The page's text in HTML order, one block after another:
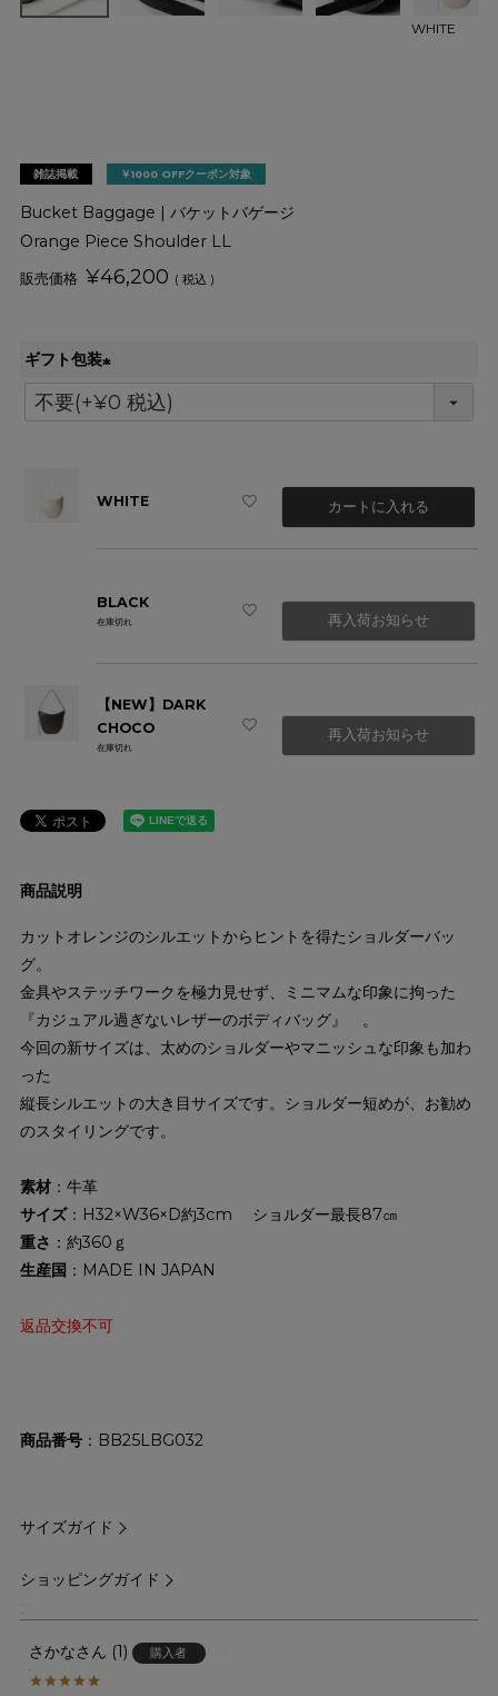
WHITE
雑誌掲載 ￥1000 OFFクーポン対象
Bucket Baggage | バケットバゲージ
Orange Piece Shoulder LL
¥46,200 税込
ギフト包装
(
必
WHITE カートに入れる
BLACK
在庫切れ 再入荷お知らせ
【NEW】DARK
CHOCO
在庫切れ
再入荷お知らせ
商品説明
カットオレンジのシルエットからヒントを得たショルダーバッ
グ。
金具やステッチワークを極力見せず、ミニマムな印象に拘った
『カジュアル過ぎないレザーのボディバッグ』 。
今回の新サイズは、太めのショルダーやマニッシュな印象も加わ
った
縦長シルエットの大き目サイズです。ショルダー短めが、お勧め
のスタイリングです。
素材：牛革
サイズ：H32×W36×D約3cm ショルダー最長87㎝
重さ ：約360ｇ
生産国 ：MADE IN JAPAN
返品交換不可
商品番号 BB25LBG032
サイズガイド
ショッピングガイド
さかな 1 購入者